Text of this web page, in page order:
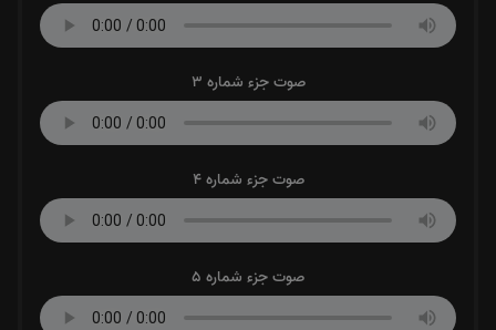
صوت جزء شماره 3
صوت جزء شماره 4
صوت جزء شماره 5